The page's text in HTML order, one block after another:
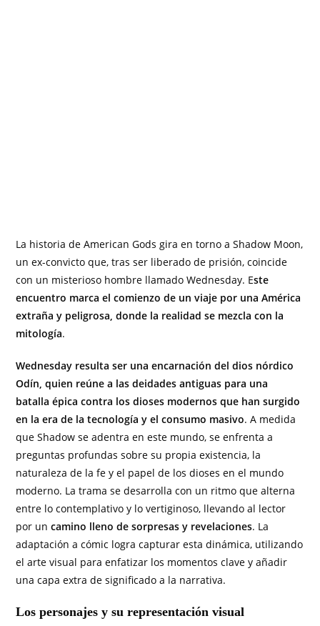
La historia de American Gods gira en torno a Shadow Moon,
un ex-convicto que, tras ser liberado de prisión, coincide
con un misterioso hombre llamado Wednesday. Este
encuentro marca el comienzo de un viaje por una América
extraña y peligrosa, donde la realidad se mezcla con la
mitología.
Wednesday resulta ser una encarnación del dios nórdico
Odín, quien reúne a las deidades antiguas para una
batalla épica contra los dioses modernos que han surgido
en la era de la tecnología y el consumo masivo. A medida
que Shadow se adentra en este mundo, se enfrenta a
preguntas profundas sobre su propia existencia, la
naturaleza de la fe y el papel de los dioses en el mundo
moderno. La trama se desarrolla con un ritmo que alterna
entre lo contemplativo y lo vertiginoso, llevando al lector
por uncamino lleno de sorpresas y revelaciones. La
adaptación a cómic logra capturar esta dinámica, utilizando
el arte visual para enfatizar los momentos clave y añadir
una capa extra de significado a la narrativa.
Los personajes y su representación visual